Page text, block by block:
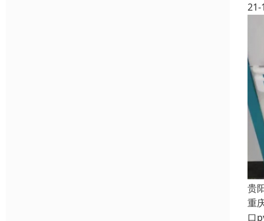
21-
贵
重
口